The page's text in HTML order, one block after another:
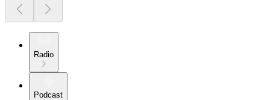
Radio
Podcast